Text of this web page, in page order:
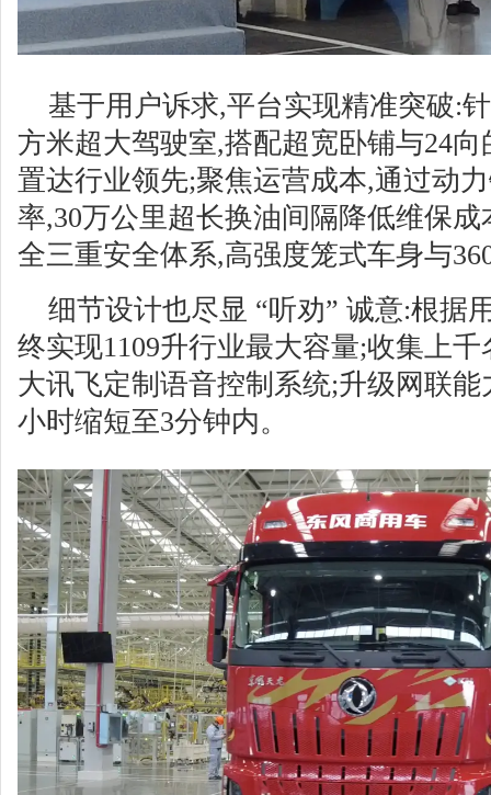
基于用户诉求,平台实现精准突破:
方米超大驾驶室,搭配超宽卧铺与24
置达行业领先;聚焦运营成本,通过动
率,30万公里超长换油间隔降低维保
全三重安全体系,高强度笼式车身与
细节设计也尽显 “听劝” 诚意:根据
终实现1109升行业最大容量;收集上
大讯飞定制语音控制系统;升级网联
小时缩短至3分钟内。